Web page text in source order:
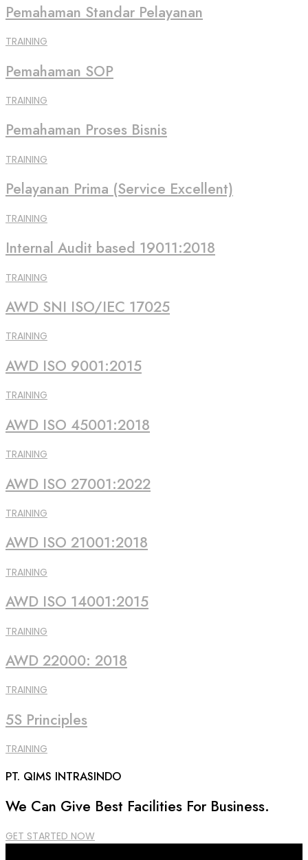
Pemahaman Standar Pelayanan
TRAINING
Pemahaman SOP
TRAINING
Pemahaman Proses Bisnis
TRAINING
Pelayanan Prima (Service Excellent)
TRAINING
Internal Audit based 19011:2018
TRAINING
AWD SNI ISO/IEC 17025
TRAINING
AWD ISO 9001:2015
TRAINING
AWD ISO 45001:2018
TRAINING
AWD ISO 27001:2022
TRAINING
AWD ISO 21001:2018
TRAINING
AWD ISO 14001:2015
TRAINING
AWD 22000: 2018
TRAINING
5S Principles
TRAINING
PT. QIMS INTRASINDO
We Can Give Best Facilities For Business.
GET STARTED NOW